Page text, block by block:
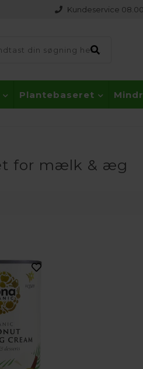
Kundeservice
Plantebaseret
for mælk & æg